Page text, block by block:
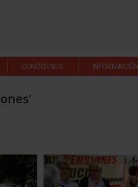
CONÓCENOS INFORMACIÓN